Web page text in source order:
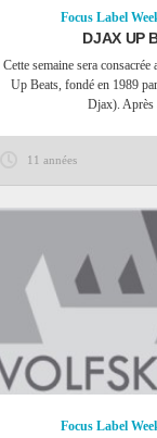
Focus Label
DJAX UP
Cette semaine sera
Up Beats, fondé en 1989
Djax). Après
11 années
Focus Label